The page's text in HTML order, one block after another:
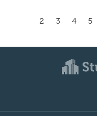
2 3 4 5